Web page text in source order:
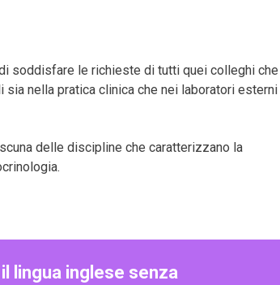
soddisfare le richieste di tutti quei colleghi che
sia nella pratica clinica che nei laboratori esterni
delle discipline che caratterizzano la
il lingua inglese senza